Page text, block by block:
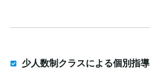
少人数制クラスによる個別指導